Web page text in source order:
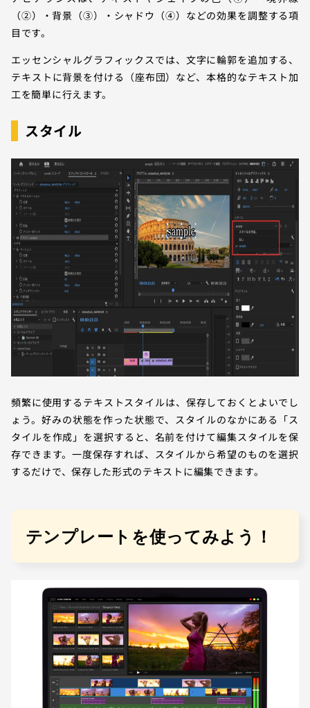
（②）・背景（③）・シャドウ（④）などの効果を調整する項
目です。
エッセンシャルグラフィックスでは、文字に輪郭を追加する、
テキストに背景を付ける（座布団）など、本格的なテキスト加
工を簡単に行えます。
スタイル
頻繁に使用するテキストスタイルは、保存しておくとよいでし
ょう。好みの状態を作った状態で、スタイルのなかにある「ス
タイルを作成」を選択すると、名前を付けて編集スタイルを保
存できます。一度保存すれば、スタイルから希望のものを選択
するだけで、保存した形式のテキストに編集できます。
テンプレートを使ってみよう！